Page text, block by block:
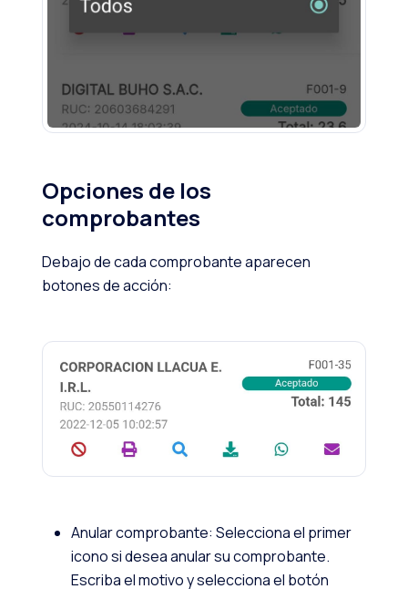
Opciones de los
comprobantes
Debajo de cada comprobante aparecen
botones de acción:
Anular comprobante: Selecciona el primer
icono si desea anular su comprobante.
Escriba el motivo y selecciona el botón